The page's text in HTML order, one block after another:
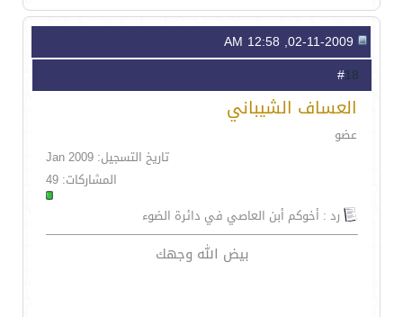
18
العساف الشيباني
عضو
تاريخ التسجيل: Jan 2009
المشاركات: 49
رد : أخوكم أبن العاصي في دائرة الضوء
بيض الله وجهك